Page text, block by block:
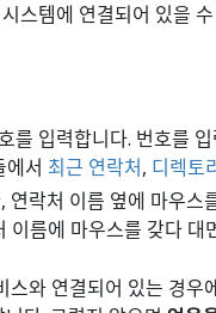
스템에 연결되어 있을
를 입력합니다. 번호를
에서 최근 연락처, 디렉토
락처 이름 옆에 마우스
이름에 마우스를 갖다 대
스와 연결되어 있는 경우